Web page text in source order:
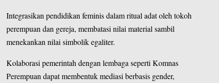
Integrasikan pendidikan feminis dalam ritual adat oleh tokoh
perempuan dan gereja, membatasi nilai material sambil
menekankan nilai simbolik egaliter.
Kolaborasi pemerintah dengan lembaga seperti Komnas
Perempuan dapat membentuk mediasi berbasis gender,